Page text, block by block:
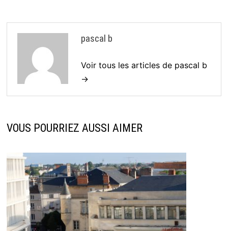
pascal b
Voir tous les articles de pascal b
→
VOUS POURRIEZ AUSSI AIMER